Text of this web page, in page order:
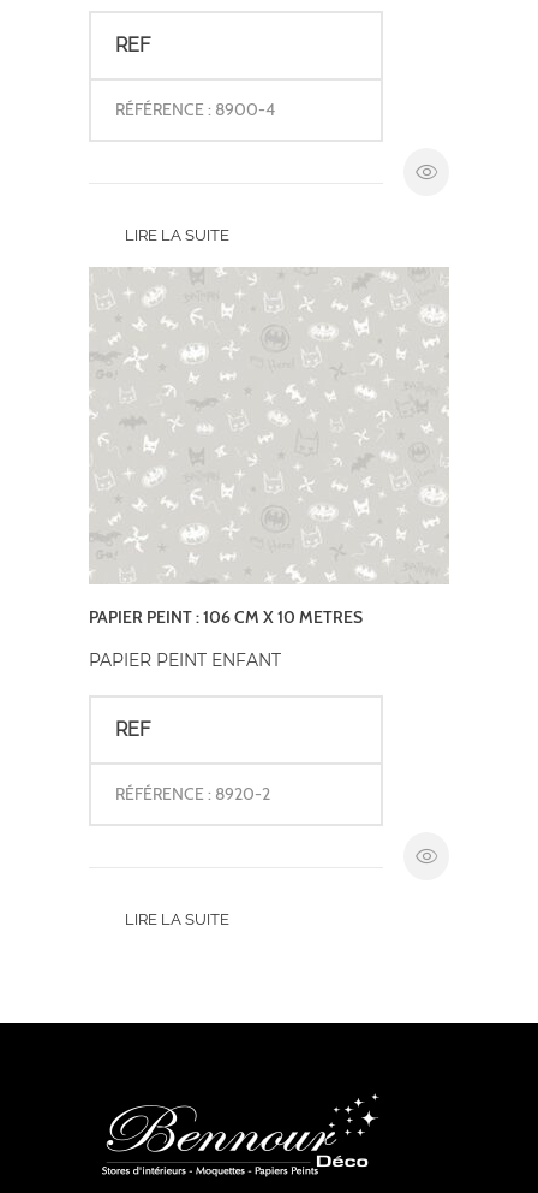
REF
RÉFÉRENCE : 8900-4
LIRE LA SUITE
PAPIER PEINT : 106 CM X 10 METRES
PAPIER PEINT ENFANT
REF
RÉFÉRENCE : 8920-2
LIRE LA SUITE